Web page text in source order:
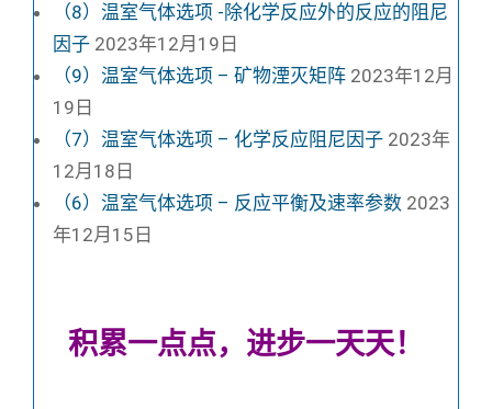
（8）温室气体选项 -除化学反应外的反应的阻尼
因子 2023年12月19日
（9）温室气体选项 – 矿物湮灭矩阵 2023年12月
19日
（7）温室气体选项 – 化学反应阻尼因子 2023年
12月18日
（6）温室气体选项 – 反应平衡及速率参数 2023
年12月15日
积累一点点，进步一天天！